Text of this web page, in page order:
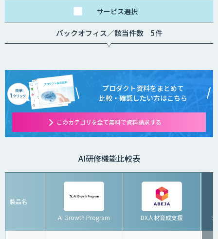
サービス選択
バックオフィス／該当件数 5件
プロダクト資料をまとめて
比較・確認したい方はこちら
このカテゴリを全て無料で資料請求する
AI研修機能比較表
製品名
AI Growth Program
DX人材育成支援